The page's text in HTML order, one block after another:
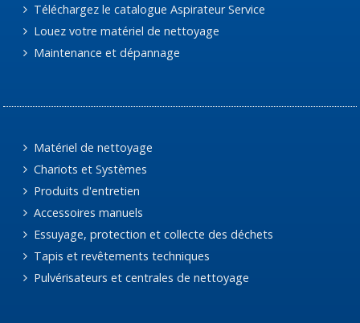
Téléchargez le catalogue Aspirateur Service
Louez votre matériel de nettoyage
Maintenance et dépannage
Matériel de nettoyage
Chariots et Systèmes
Produits d'entretien
Accessoires manuels
Essuyage, protection et collecte des déchets
Tapis et revêtements techniques
Pulvérisateurs et centrales de nettoyage